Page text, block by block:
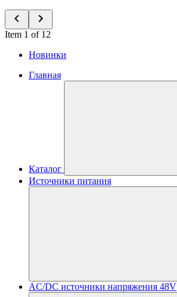
Item 1 of 12
Новинки
Главная
Каталог
Источники питания
AC/DC источники напряжения 48V